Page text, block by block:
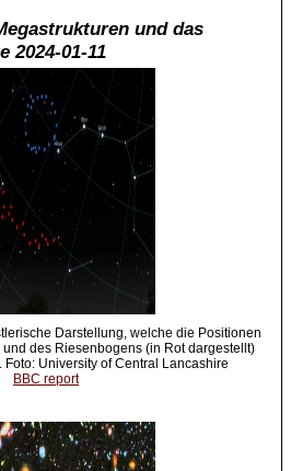
und das
2024-01-11
Darstellung, welche die Positionen
des Riesenbogens (in Rot dargestellt)
University of Central Lancashire
BBC report